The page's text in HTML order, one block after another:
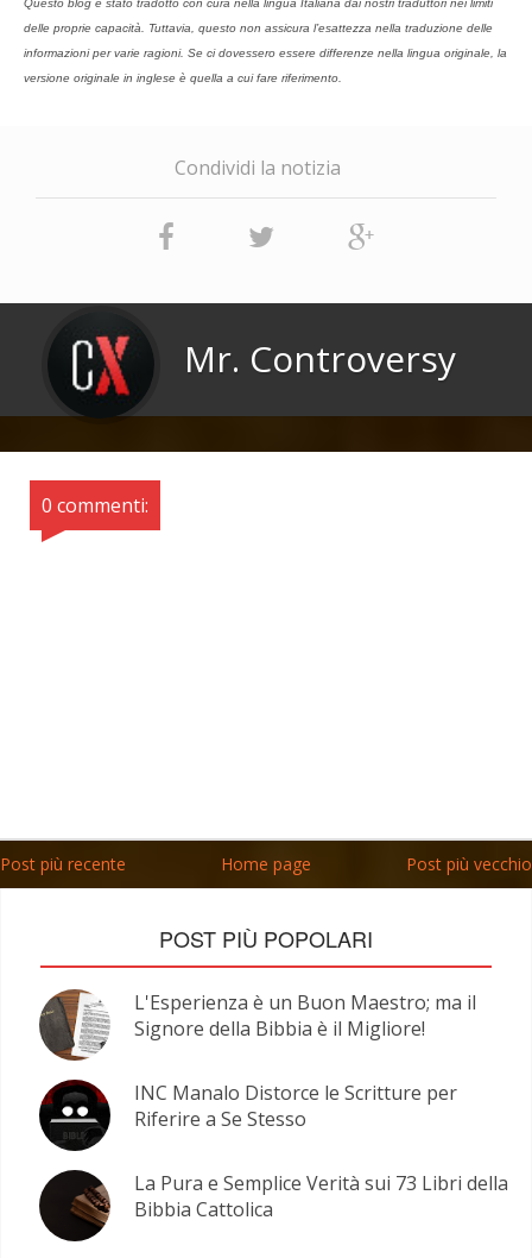
Questo blog è stato tradotto con cura nella lingua Italiana dai nostri traduttori nei limiti
delle proprie capacità. Tuttavia, questo non assicura l’esattezza nella traduzione delle
informazioni per varie ragioni. Se ci dovessero essere differenze nella lingua originale, la
versione originale in inglese è quella a cui fare riferimento.
Condividi la notizia
Mr. Controversy
0 commenti:
Post più recente Home page Post più vecchio
POST PIÙ POPOLARI
L'Esperienza è un Buon Maestro; ma il
Signore della Bibbia è il Migliore!
INC Manalo Distorce le Scritture per
Riferire a Se Stesso
La Pura e Semplice Verità sui 73 Libri della
Bibbia Cattolica